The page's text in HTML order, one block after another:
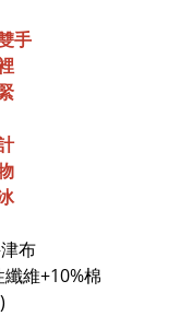
手
布
維+10%棉